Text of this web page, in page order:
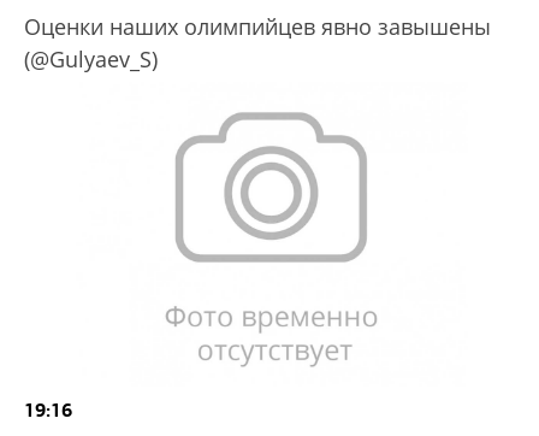
Оценки наших олимпийцев явно завышены
(@Gulyaev_S)
19:16